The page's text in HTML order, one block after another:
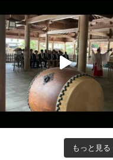
もっと見る